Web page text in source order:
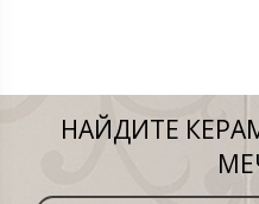
НАЙДИТЕ